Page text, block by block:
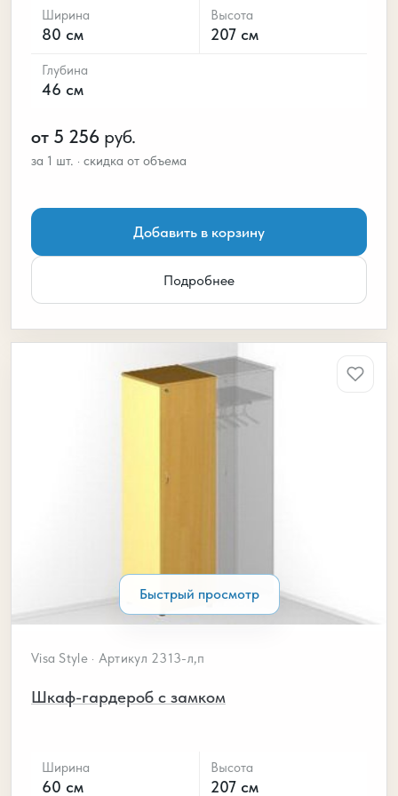
Ширина
80 см
Высота
207 см
Глубина
46 см
от 5 256 руб.
Добавить в корзину
Подробнее
Быстрый просмотр
Visa Style · Артикул 2313-л,п
Шкаф-гардероб с замком
Ширина
60 см
Высота
207 см